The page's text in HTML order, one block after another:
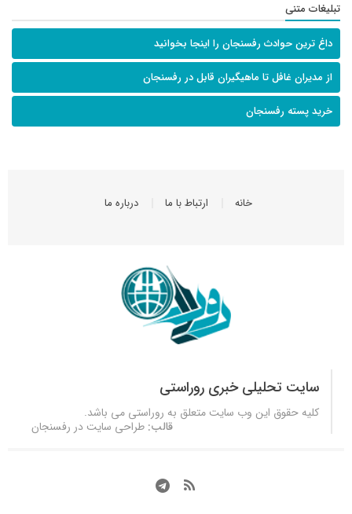
تبلیغات متنی
داغ ترین حوادث رفسنجان را اینجا بخوانید
از مدیران غافل تا ماهیگیران قابل در رفسنجان
خرید پسته رفسنجان
خانه ارتباط با ما درباره ما
سایت تحلیلی خبری روراستی
کلیه حقوق این وب سایت متعلق به روراستی می باشد.
قالب: طراحی سایت در رفسنجان